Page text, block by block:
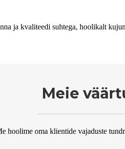
ja kvaliteedi suhtega, hoolikalt
Meie
hoolime oma klientide vajaduste